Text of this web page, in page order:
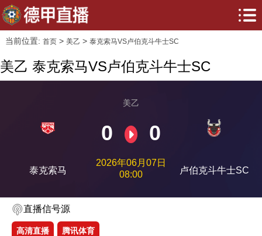
当前位置: 首页> 美乙 > 泰克索马VS卢伯克斗牛士SC
美乙 泰克索马VS卢伯克斗牛士SC
泰克索马
美乙
0 0
2026年06月07日
08:00
卢伯克斗牛士SC
直播信号源
高清直播 腾讯体育